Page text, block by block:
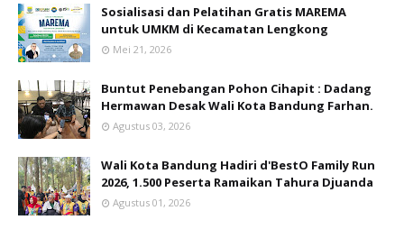
Sosialisasi dan Pelatihan Gratis MAREMA
untuk UMKM di Kecamatan Lengkong
Mei 21, 2026
Buntut Penebangan Pohon Cihapit : Dadang
Hermawan Desak Wali Kota Bandung Farhan.
Agustus 03, 2026
Wali Kota Bandung Hadiri d'BestO Family Run
2026, 1.500 Peserta Ramaikan Tahura Djuanda
Agustus 01, 2026